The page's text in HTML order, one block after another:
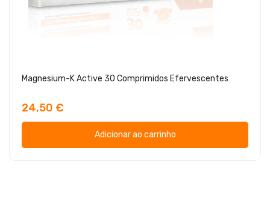
Magnesium-K Active 30 Comprimidos Efervescentes
24,50 €
Adicionar ao carrinho